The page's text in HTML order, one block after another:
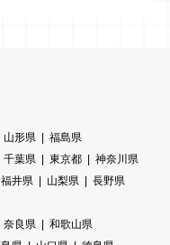
山形県
福島県
千葉県 東京都
神奈川県
福井県 山梨県
長野県
奈良県
和歌山県